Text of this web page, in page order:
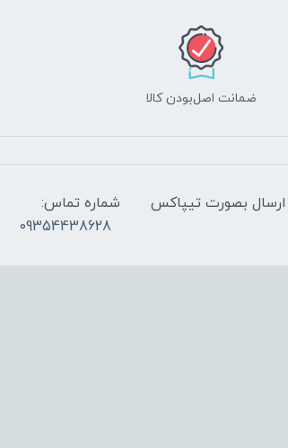
ضمانت اصل‌بودن کالا
باشید , ارسال بصورت تیپاکس
شماره تماس:
09354438628